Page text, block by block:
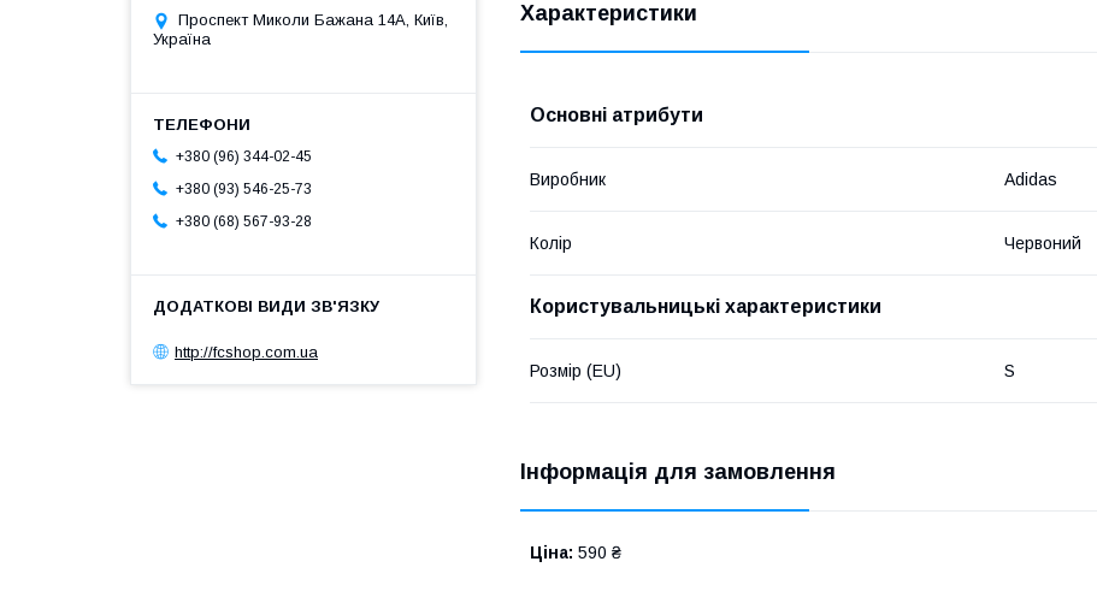
Характеристики
Основні атрибути
Виробник Adidas
Колір Червоний
Користувальницькі характеристики
Розмір (EU) S
Інформація для замовлення
Ціна: 590 ₴
Проспект Миколи Бажана 14А, Київ,
Україна
+380 (96) 344-02-45
+380 (93) 546-25-73
+380 (68) 567-93-28
http://fcshop.com.ua